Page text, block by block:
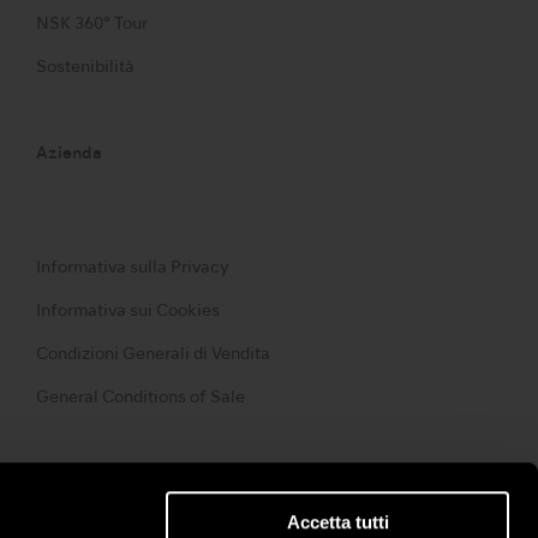
Accetta tutti
NSK 360° Tour
Sostenibilità
Azienda
Informativa sulla Privacy
Informativa sui Cookies
Condizioni Generali di Vendita
General Conditions of Sale